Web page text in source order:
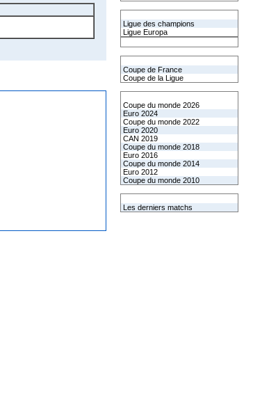
Ligue des champions
Ligue Europa
Coupe de France
Coupe de la Ligue
Coupe du monde 2026
Euro 2024
Coupe du monde 2022
Euro 2020
CAN 2019
Coupe du monde 2018
Euro 2016
Coupe du monde 2014
Euro 2012
Coupe du monde 2010
Les derniers matchs